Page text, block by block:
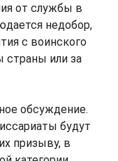
от службы в
недобор,
с воинского
страны или за
обсуждение.
будут
призыву, в